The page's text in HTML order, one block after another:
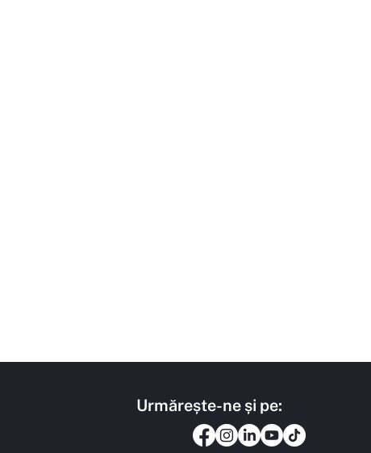
Urmărește-ne și pe: